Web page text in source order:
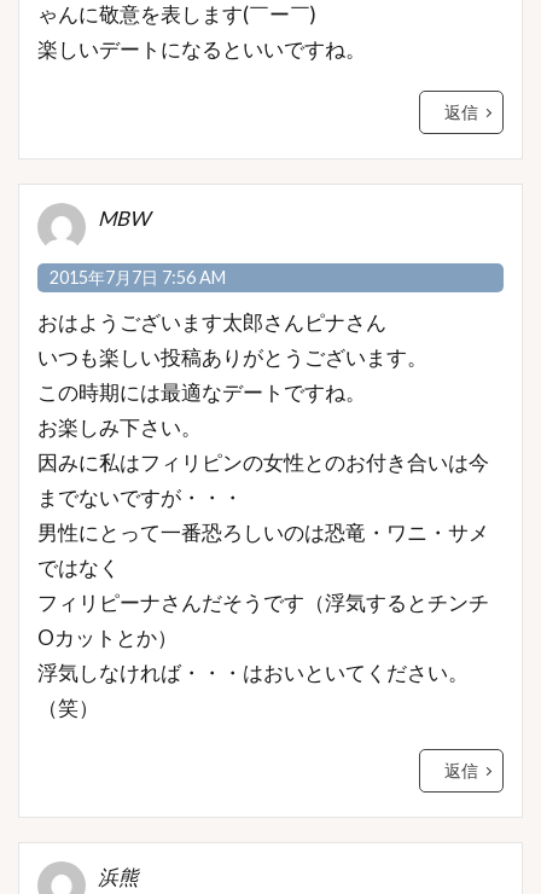
ゃんに敬意を表します(￣ー￣)ゝ
楽しいデートになるといいですね。
返信
MBW
2015年7月7日 7:56 AM
おはようございます太郎さんピナさん
いつも楽しい投稿ありがとうございます。
この時期には最適なデートですね。
お楽しみ下さい。
因みに私はフィリピンの女性とのお付き合いは今
までないですが・・・
男性にとって一番恐ろしいのは恐竜・ワニ・サメ
ではなく
フィリピーナさんだそうです（浮気するとチンチ
Oカットとか）
浮気しなければ・・・はおいといてください。
（笑）
返信
浜熊